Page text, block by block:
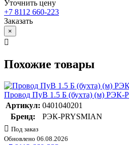
Уточнить цену
+7 8112 660-223
Заказать
×
Похожие товары
Провод ПуВ 1.5 Б (бухта) (м) РЭК-
Артикул: 0401040201
Бренд:
РЭК-PRYSMIAN
Под заказ
Обновлено 06.08.2026